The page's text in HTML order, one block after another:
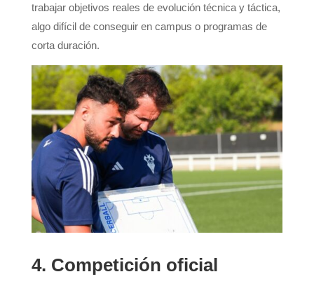
trabajar objetivos reales de evolución técnica y táctica,
algo difícil de conseguir en campus o programas de
corta duración.
4. Competición oficial